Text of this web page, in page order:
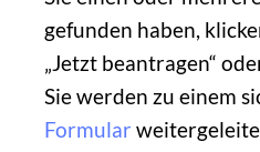
gefunden haben,
„Jetzt beantragen“
Sie werden zu einem
Formular